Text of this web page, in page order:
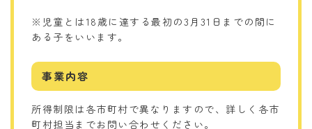
※児童とは18歳に達する最初の3月31日までの間に
ある子をいいます。
事業内容
所得制限は各市町村で異なりますので、詳しく各市
町村担当までお問い合わせください。